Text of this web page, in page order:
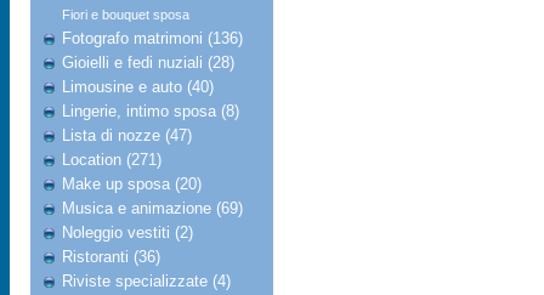
Fiori e bouquet sposa
Fotografo matrimoni (136)
Gioielli e fedi nuziali (28)
Limousine e auto (40)
Lingerie, intimo sposa (8)
Lista di nozze (47)
Location (271)
Make up sposa (20)
Musica e animazione (69)
Noleggio vestiti (2)
Ristoranti (36)
Riviste specializzate (4)